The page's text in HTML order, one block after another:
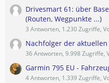
Drivesmart 61: über
(Routen, Wegpunkte ...)
3 Antworten, 1.230 Zugriffe,
Nachfolger der
36 Antworten, 9.998 Zugriffe,
Garmin 795 EU -
4 Antworten, 1.339 Zugriffe,